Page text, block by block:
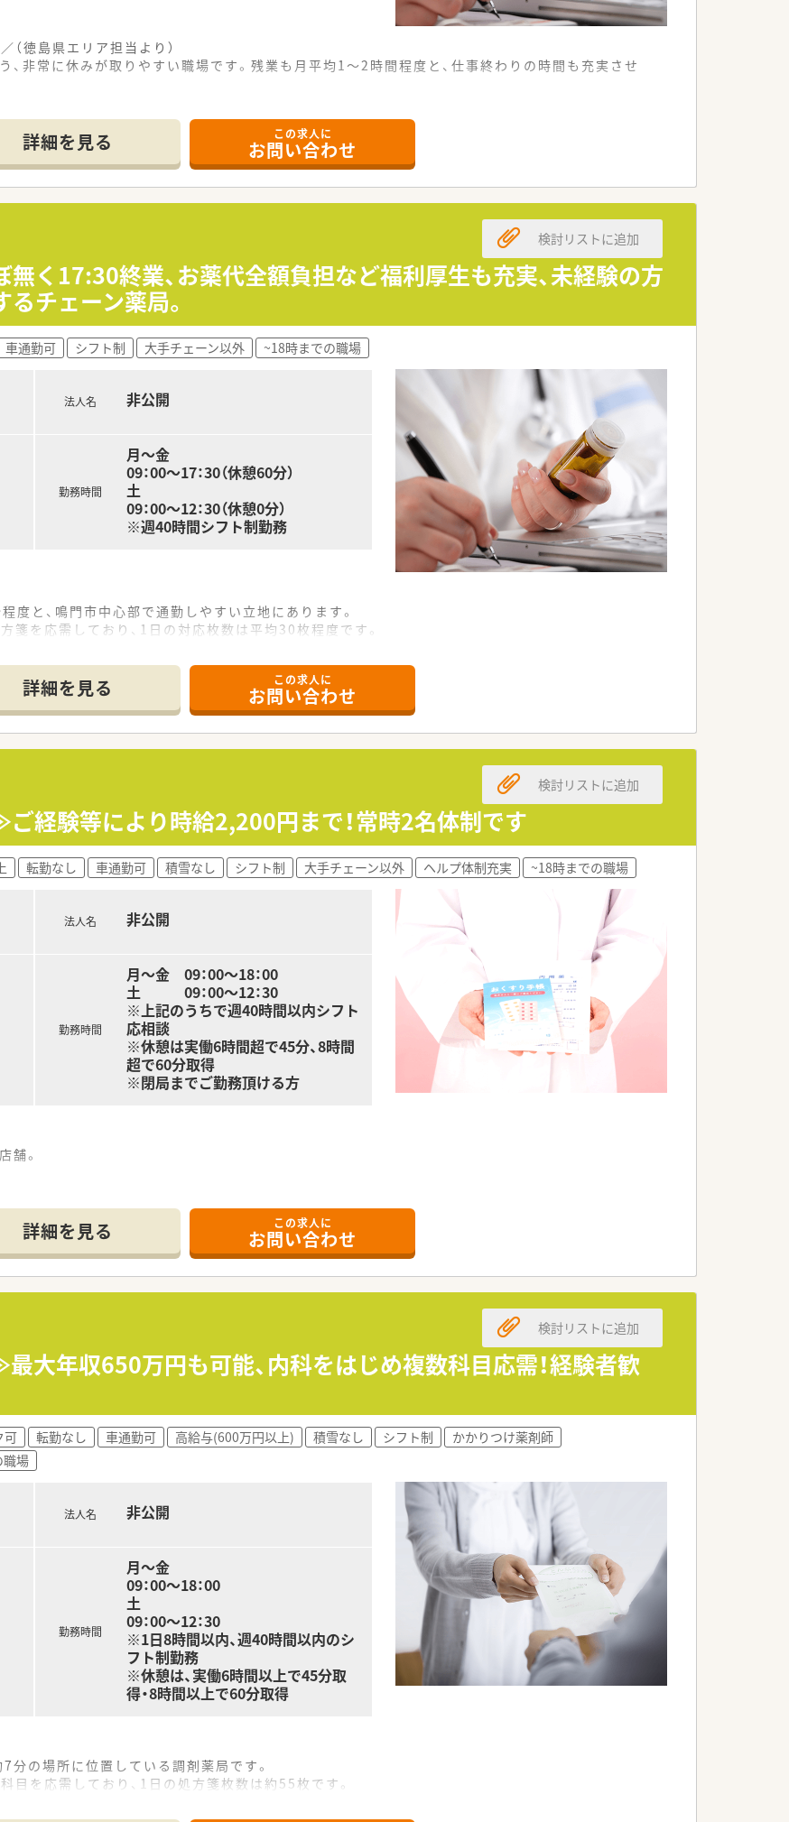
徳島県エリア担当より）
非常に休みが取りやすい職場です。残業も月平均1〜2時間程度と、仕事終わりの時間も充実させ
の運営を続けており、全ての店舗で地域支援体制加算を取得している信頼の厚い薬局法人です。
置する体制を整えており、一人ひとりの薬剤師が余裕を持って患者様に向き合える環境です。
を理解されており、社員とのコミュニケーションを頻繁に取る明るい社風が最大の特徴です。
万円から600万円となっており、ご経験やこれまでの実績に応じて柔軟に相談可能です。
る実績があり、日々の頑張りがしっかりと給与や待遇面に反映される仕組みが整っています。
も充実しており、生活基盤を安定させながら薬剤師としてのキャリアを継続することが可能です。
詳細を見る この求人に
お問い合わせ
無く17:30終業、お薬代全額負担など福利厚生も充実、未経験の方
チェーン薬局。
検討リストに追加
車通勤可 シフト制 大手チェーン以外 ~18時までの職場
法人名 非公開
勤務時間
月～金
09：00～17：30（休憩60分）
土
09：00～12：30（休憩0分）
※週40時間シフト制勤務
度と、鳴門市中心部で通勤しやすい立地にあります。
を応需しており、1日の対応枚数は平均30枚程度です。
異動予定のための、補充人員の募集となります。
クがある方のご応募も相談可能となっています。
がら周囲と協力して業務に取り組める方を求めています。
おり、今後も新規開局を予定している成長企業です。
り、未経験の方も安心して学べる体制が魅力です。
が長く働きやすい環境づくりに注力されています。
額負担し、社員の自主的な学びを応援しています。
どを通じて、スキルアップや親睦の機会を設けています。
詳細を見る この求人に
お問い合わせ
経験等により時給2,200円まで！常時2名体制です
検討リストに追加
転勤なし 車通勤可 積雪なし シフト制 大手チェーン以外 ヘルプ体制充実 ~18時までの職場
法人名 非公開
勤務時間
月～金 09：00～18：00
土 09：00～12：30
※上記のうちで週40時間以内シフト
応相談
※休憩は実働6時間超で45分、8時間
超で60分取得
※閉局までご勤務頂ける方
舗。
す。施設調剤も対応しています。
名+ヘルプ1名）
ています。
自動分包機、監査レンジを導入済みです。
店舗展開されている地元企業です。
様やDrのニーズもございますので各店舗に任せています。
れている状況です。
等はございません。
トレスなく働けるような環境づくりを行ってらっしゃいます。
ルで行っており、
包機はユニバーサルカセット付きを導入。
詳細を見る この求人に
お問い合わせ
大年収650万円も可能、内科をはじめ複数科目応需！経験者歓
検討リストに追加
可 転勤なし 車通勤可 高給与(600万円以上) 積雪なし シフト制
かかりつけ薬剤師
職場
法人名 非公開
勤務時間
月～金
09：00～18：00
土
09：00～12：30
※1日8時間以内、週40時間以内のシ
フト制勤務
※休憩は、実働6時間以上で45分取
得・8時間以上で60分取得
の場所に位置している調剤薬局です。
を応需しており、1日の処方箋枚数は約55枚です。